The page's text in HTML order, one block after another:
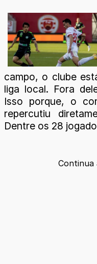
campo, o clube
liga local. Fora
Isso porque, o
repercutiu
Dentre os 28
Continua